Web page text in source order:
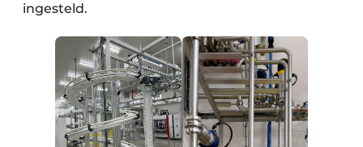
ingesteld.